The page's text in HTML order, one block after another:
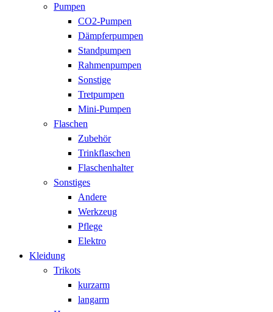
Pumpen
CO2-Pumpen
Dämpferpumpen
Standpumpen
Rahmenpumpen
Sonstige
Tretpumpen
Mini-Pumpen
Flaschen
Zubehör
Trinkflaschen
Flaschenhalter
Sonstiges
Andere
Werkzeug
Pflege
Elektro
Kleidung
Trikots
kurzarm
langarm